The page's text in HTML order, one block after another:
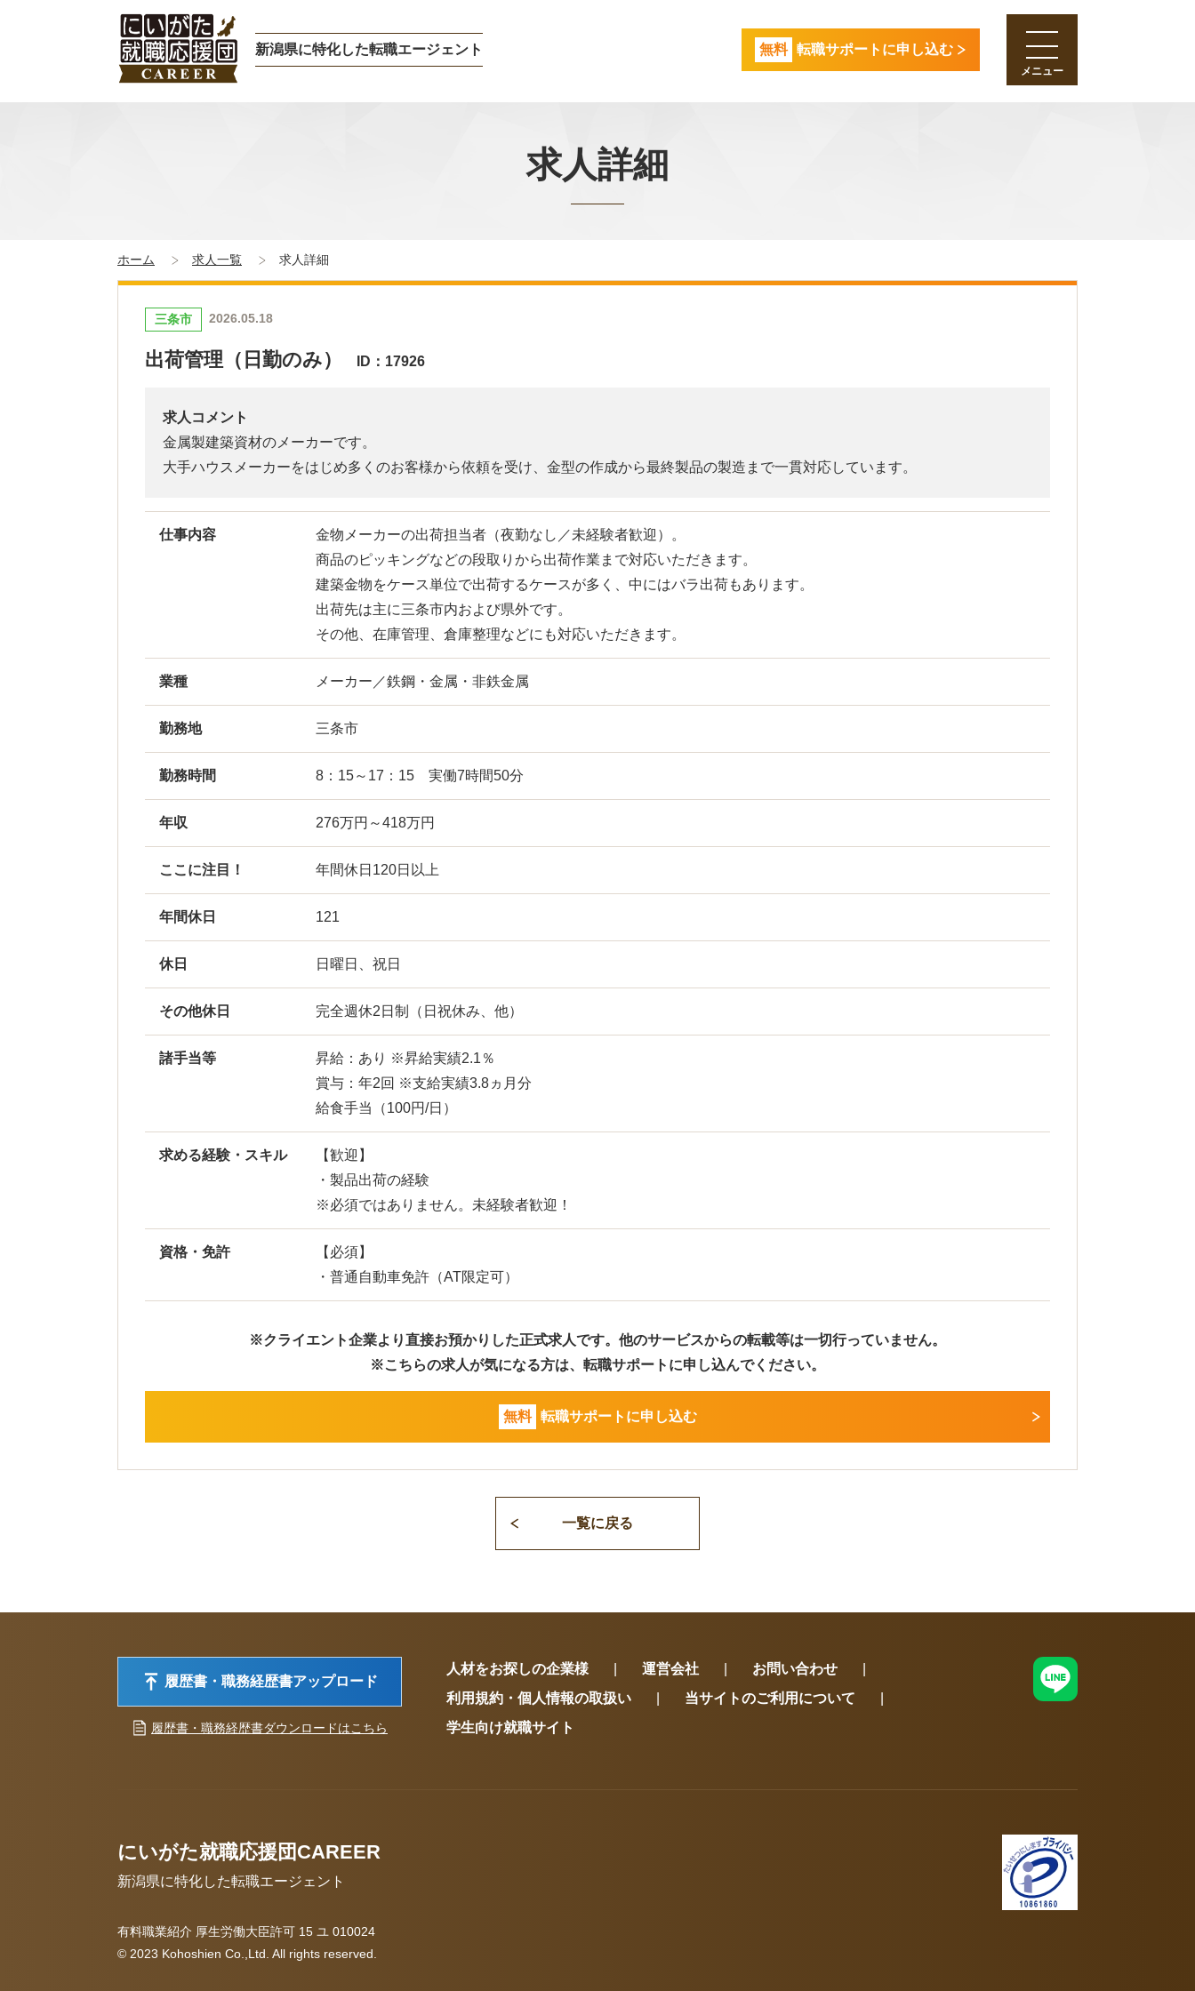
新潟県に特化した転職エージェント 無料 転職サポートに申し込む
求人詳細
ホーム 求人一覧 求人詳細
三条市 2026.05.18
出荷管理（日勤のみ） ID：17926
求人コメント
金属製建築資材のメーカーです。
大手ハウスメーカーをはじめ多くのお客様から依頼を受け、金型の作成から最終製品の製造まで一貫対応しています。
仕事内容
金物メーカーの出荷担当者（夜勤なし／未経験者歓迎）。
商品のピッキングなどの段取りから出荷作業まで対応いただきます。
建築金物をケース単位で出荷するケースが多く、中にはバラ出荷もあります。
出荷先は主に三条市内および県外です。
その他、在庫管理、倉庫整理などにも対応いただきます。
業種 メーカー／鉄鋼・金属・非鉄金属
勤務地 三条市
勤務時間 8：15～17：15 実働7時間50分
年収 276万円～418万円
ここに注目！ 年間休日120日以上
年間休日 121
休日 日曜日、祝日
その他休日 完全週休2日制（日祝休み、他）
諸手当等
昇給：あり ※昇給実績2.1％
賞与：年2回 ※支給実績3.8ヵ月分
給食手当（100円/日）
求める経験・スキル
【歓迎】
・製品出荷の経験
※必須ではありません。未経験者歓迎！
資格・免許
【必須】
・普通自動車免許（AT限定可）
※クライエント企業より直接お預かりした正式求人です。 他のサービスからの転載等は一切行っていません。
※こちらの求人が気になる方は、 転職サポートに申し込んでください。
無料 転職サポートに申し込む
一覧に戻る
履歴書・職務経歴書アップロード
履歴書・職務経歴書ダウンロードはこちら
人材をお探しの企業様 運営会社
お問い合わせ
利用規約・個人情報の取扱い
当サイトのご利用について
学生向け就職サイト
にいがた就職応援団CAREER
新潟県に特化した転職エージェント
有料職業紹介 厚生労働大臣許可 15 ユ 010024
© 2023 Kohoshien Co.,Ltd. All rights reserved.